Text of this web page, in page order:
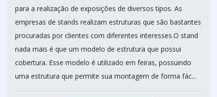
para a realização de exposições de diversos tipos. As
empresas de stands realizam estruturas que são bastantes
procuradas por clientes com diferentes interesses.O stand
nada mais é que um modelo de estrutura que possui
cobertura. Esse modelo é utilizado em feiras, possuindo
uma estrutura que permite sua montagem de forma fác...